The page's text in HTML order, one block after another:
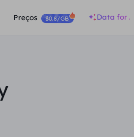
Preços $0.8/GB Data for AI